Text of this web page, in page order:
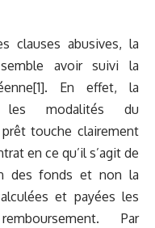
clauses abusives, la
avoir suivi la
[1]. En effet, la
les modalités du
touche clairement
en ce qu’il s’agit de
des fonds et non la
et payées les
Par